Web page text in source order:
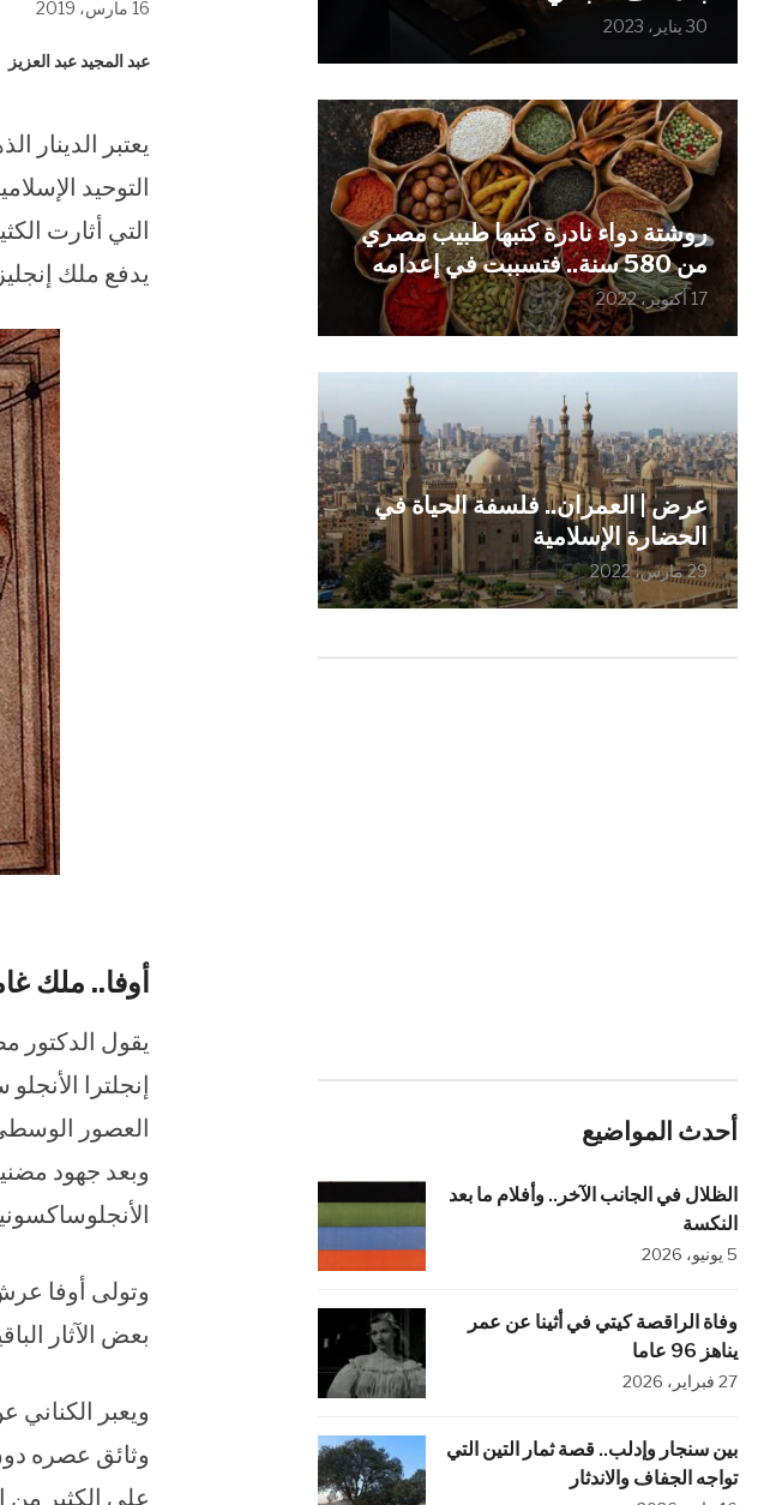
في
نافذة
في 16 مارس، 2019
عبد المجيد عبد العزيز
يعتبر
التوحيد
التي أثارت
يدفع ملك
أوفا.. ملك
يقول الدكتور
إنجلترا
وبعد جهود
بعض الآثار
ويعبر الكناني
وثائق عصره
على الكثير من
30 يناير، 2023
روشتة دواء نادرة كتبها طبيب مصري
من 580 سنة.. فتسببت في إعدامه
17 أكتوبر، 2022
عرض | العمران.. فلسفة الحياة في
الحضارة الإسلامية
29 مارس، 2022
أحدث المواضيع
الظلال في الجانب الآخر.. وأفلام ما بعد
النكسة
5 يونيو، 2026
وفاة الراقصة كيتي في أثينا عن عمر
يناهز 96 عاما
27 فبراير، 2026
بين سنجار وإدلب.. قصة ثمار التين التي
تواجه الجفاف والاندثار